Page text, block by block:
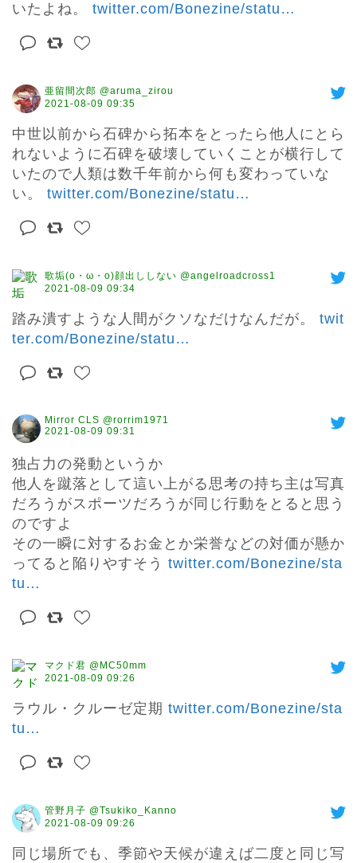
いたよね。 twitter.com/Bonezine/statu …
亜留間次郎 @aruma_zirou
2021-08-09 09:35
中世以前から石碑から拓本をとったら他人にとら
れないように石碑を破壊していくことが横行して
いたので人類は数千年前から何も変わっていな
い。 twitter.com/Bonezine/statu …
歌垢(o・ω・o)顔出ししない @angelroadcross1
2021-08-09 09:34
踏み潰すような人間がクソなだけなんだが。 twit
ter.com/Bonezine/statu …
Mirror CLS @rorrim1971
2021-08-09 09:31
独占力の発動というか
他人を蹴落として這い上がる思考の持ち主は写真
だろうがスポーツだろうが同じ行動をとると思う
のですよ
その一瞬に対するお金とか栄誉などの対価が懸か
ってると陥りやすそう twitter.com/Bonezine/sta
tu …
マクド君 @MC50mm
2021-08-09 09:26
ラウル・クルーゼ定期 twitter.com/Bonezine/sta
tu …
管野月子 @Tsukiko_Kanno
2021-08-09 09:26
同じ場所でも、季節や天候が違えば二度と同じ写